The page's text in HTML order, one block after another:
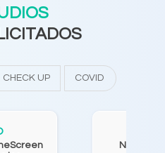
CHECK UP COVID
NIPT